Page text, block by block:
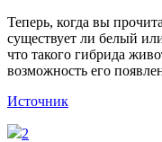
Теперь, когда вы
существует ли белый
что такого гибрида
возможность его
Источник
2